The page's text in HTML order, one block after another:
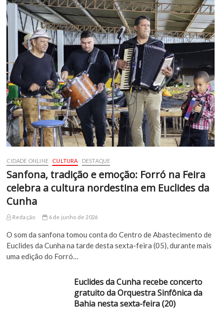
CIDADE ONLINE CULTURA DESTAQUE
Sanfona, tradição e emoção: Forró na Feira
celebra a cultura nordestina em Euclides da
Cunha
Redação 6 de junho de 2026
O som da sanfona tomou conta do Centro de Abastecimento de
Euclides da Cunha na tarde desta sexta-feira (05), durante mais
uma edição do Forró…
Euclides da Cunha recebe concerto
gratuito da Orquestra Sinfônica da
Bahia nesta sexta-feira (20)